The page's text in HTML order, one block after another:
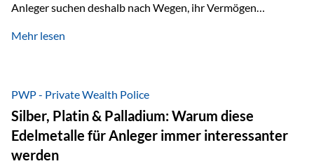
Anleger suchen deshalb nach Wegen, ihr Vermögen
Unsicherheit abzusichern. Genau hier rücken reale und
monetäre Rolle zurück Gold erlebt derzeit eine
bemerkenswerte Renaissance als monetärer Wertspeicher.
Treiber sind Rekordkäufe der Zentralbanken, geopolitische
Spannungen und ein schleichender Vertrauensverlust in
ungedeckte Papierwährungen. Wie groß dieser
Mehr lesen
PWP - Private Wealth Police
Silber, Platin & Palladium: Warum diese
Edelmetalle für Anleger immer interessanter
werden